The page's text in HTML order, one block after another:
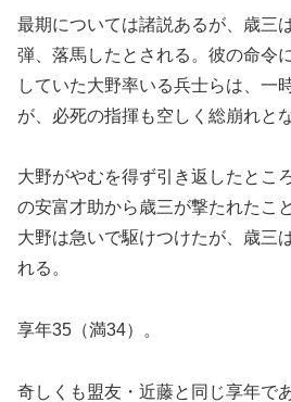
最期については諸説あるが、歳三
弾、落馬したとされる。彼の命令
していた大野率いる兵士らは、一
が、必死の指揮も空しく総崩れと
大野がやむを得ず引き返したとこ
の安富才助から歳三が撃たれたこ
大野は急いで駆けつけたが、歳三
れる。
享年35（満34）。
奇しくも盟友・近藤と同じ享年で